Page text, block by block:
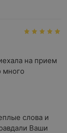
на прием
много
слова и
Ваши